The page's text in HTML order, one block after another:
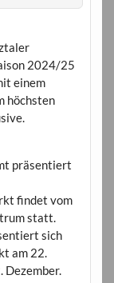
2024/25
einem
höchsten
präsentiert
findet vom
statt.
sich
am 22.
Dezember.